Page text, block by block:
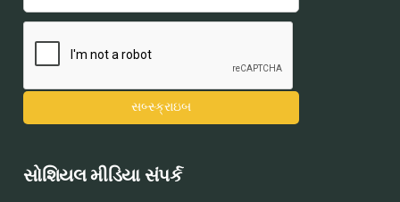
સોશિયલ મીડિયા સંપર્ક